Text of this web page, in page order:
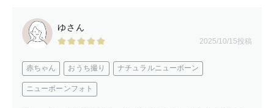
の方は時間延長オプション(税込11,000円)を付けて頂き
ナチュラルニューボーンは沐浴、授乳、お着替え、だっ
こ、寝かしつけ、おひるねアート風カット等今だけの赤ち
ゆさん
2025/10/15投稿
赤ちゃん おうち撮り ナチュラルニューボーン
ニューボーンフォト